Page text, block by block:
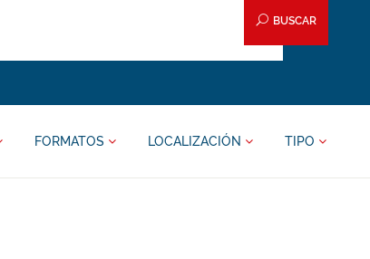
BUSCAR
FORMATOS LOCALIZACIÓN TIPO